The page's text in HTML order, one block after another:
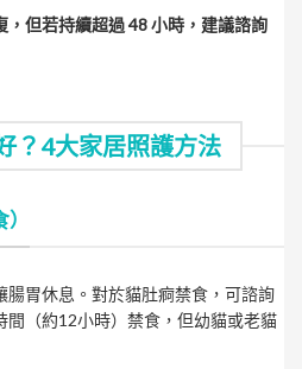
但若持續超過 48 小時，建議諮詢
？4大家居照護方法
腸胃休息。對於貓肚痾禁食，可諮詢
間（約12小時）禁食，但幼貓或老貓